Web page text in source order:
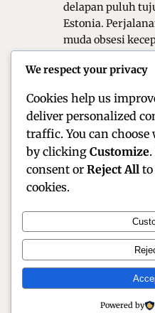
delapan puluh
Estonia.
muda obsesi
Tänak berhasil
Official Site of Christian
Motorsport Profile
We respect your privacy
Cookies help us
deliver personalized
traffic. You can
by clicking Customize
consent or Reject All to
cookies.
Powered by